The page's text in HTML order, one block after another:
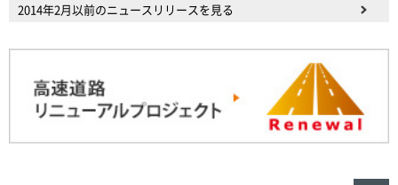
2014年2月以前のニュースリリースを見る